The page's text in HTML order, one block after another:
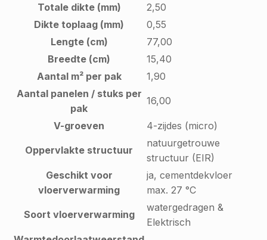
Totale dikte (mm)
2,50
Dikte toplaag (mm)
0,55
Lengte (cm)
77,00
Breedte (cm)
15,40
Aantal m² per pak
1,90
Aantal panelen / stuks per
pak
16,00
V-groeven 4-zijdes (micro)
Oppervlakte structuur
natuurgetrouwe
structuur (EIR)
Geschikt voor
vloerverwarming
ja, cementdekvloer
max. 27 °C
Soort vloerverwarming
watergedragen &
Elektrisch